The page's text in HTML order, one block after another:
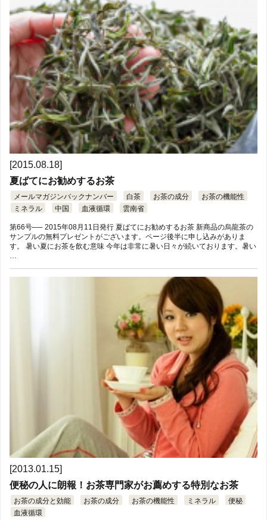
[2015.08.18]
夏ばてにお勧めするお茶
メールマガジンバックナンバー 白茶 お茶の成分
お茶の機能性
ミネラル
中国 血液循環 雲南省
第66号── 2015年08月11日発行 夏ばてにお勧めするお茶 新商品の烏龍茶の
サンプルの無料プレゼントがございます。ページ後半に申し込みがありま
す。 暑い夏にお茶を飲む意味 今年は非常に暑い日々が続いております。暑い
…
[2013.01.15]
便秘の人に朗報！お茶専門家がお薦めする特別なお茶
お茶の成分と効能 お茶の成分 お茶の機能性 ミネラル
便秘
血液循環